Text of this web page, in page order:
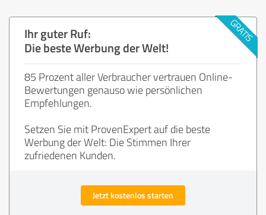
Ihr guter Ruf:
Die beste Werbung der Welt!
85 Prozent aller Verbraucher vertrauen Online-
Bewertungen genauso wie persönlichen
Empfehlungen.
Setzen Sie mit ProvenExpert auf die beste
Werbung der Welt: Die Stimmen Ihrer
zufriedenen Kunden.
Jetzt kostenlos starten